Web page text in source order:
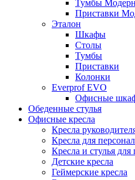
Тумбы Модерн
Приставки
Эталон
Шкафы
Столы
Тумбы
Приставки
Колонки
Everprof EVO
Офисные
Обеденные стулья
Офисные кресла
Кресла
Кресла для
Кресла и стулья для
Детские кресла
Геймерские кресла